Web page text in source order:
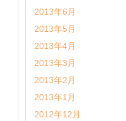
2013年6月
2013年5月
2013年4月
2013年3月
2013年2月
2013年1月
2012年12月